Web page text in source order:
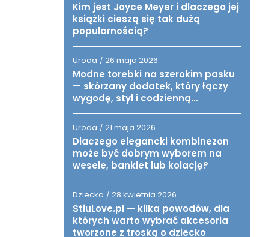
Kim jest Joyce Meyer i dlaczego jej
książki cieszą się tak dużą
popularnością?
Uroda / 26 maja 2026
Modne torebki na szerokim pasku
— skórzany dodatek, który łączy
wygodę, styl i codzienną
Uroda / 21 maja 2026
Dlaczego elegancki kombinezon
może być dobrym wyborem na
wesele, bankiet lub kolację?
Dziecko / 28 kwietnia 2026
StiuLove.pl — kilka powodów, dla
których warto wybrać akcesoria
tworzone z troską o dziecko